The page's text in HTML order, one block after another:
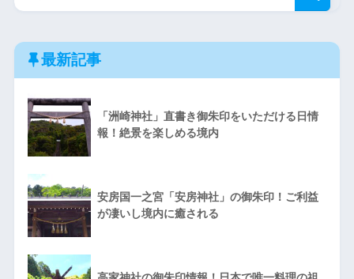
最新記事
「洲崎神社」直書き御朱印をいただける日情
報！絶景を楽しめる境内
安房国一之宮「安房神社」の御朱印！ご利益
が凄いし境内に癒される